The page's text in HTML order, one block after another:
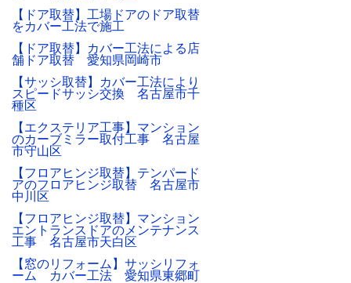
【ドア取替】工場ドアのドア取替
をカバー工法で施工
【ドア取替】カバー工法による店
舗ドア取替 愛知県岡崎市
【サッシ取替】カバー工法により
スピードサッシ交換 名古屋市千
種区
【エクステリア工事】マンション
のカーブミラー取付工事 名古屋
市守山区
【フロアヒンジ取替】テンパード
アのフロアヒンジ取替 名古屋市
中川区
【フロアヒンジ取替】マンション
エントランスドアのメンテナンス
工事 名古屋市天白区
【窓のリフォーム】サッシリフォ
ーム カバー工法 愛知県東郷町